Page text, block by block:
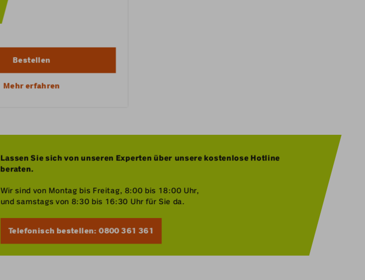
Bestellen
Mehr erfahren
Lassen Sie sich von unseren Experten über unsere kostenlose Hotline
beraten.
Wir sind von Montag bis Freitag, 8:00 bis 18:00 Uhr,
und samstags von 8:30 bis 16:30 Uhr für Sie da.
Telefonisch bestellen: 0800 361 361